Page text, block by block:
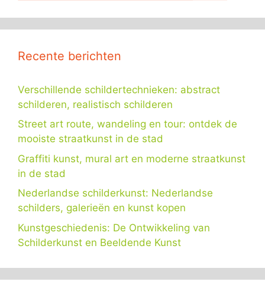
Recente berichten
Verschillende schildertechnieken: abstract
schilderen, realistisch schilderen
Street art route, wandeling en tour: ontdek de
mooiste straatkunst in de stad
Graffiti kunst, mural art en moderne straatkunst
in de stad
Nederlandse schilderkunst: Nederlandse
schilders, galerieën en kunst kopen
Kunstgeschiedenis: De Ontwikkeling van
Schilderkunst en Beeldende Kunst